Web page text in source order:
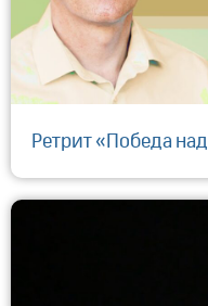
Ретрит «Победа